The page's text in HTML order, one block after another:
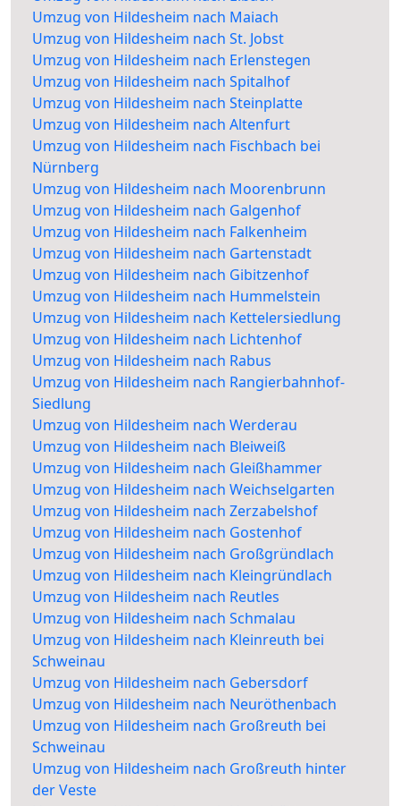
Umzug von Hildesheim nach Maiach
Umzug von Hildesheim nach St. Jobst
Umzug von Hildesheim nach Erlenstegen
Umzug von Hildesheim nach Spitalhof
Umzug von Hildesheim nach Steinplatte
Umzug von Hildesheim nach Altenfurt
Umzug von Hildesheim nach Fischbach bei
Nürnberg
Umzug von Hildesheim nach Moorenbrunn
Umzug von Hildesheim nach Galgenhof
Umzug von Hildesheim nach Falkenheim
Umzug von Hildesheim nach Gartenstadt
Umzug von Hildesheim nach Gibitzenhof
Umzug von Hildesheim nach Hummelstein
Umzug von Hildesheim nach Kettelersiedlung
Umzug von Hildesheim nach Lichtenhof
Umzug von Hildesheim nach Rabus
Umzug von Hildesheim nach Rangierbahnhof-
Siedlung
Umzug von Hildesheim nach Werderau
Umzug von Hildesheim nach Bleiweiß
Umzug von Hildesheim nach Gleißhammer
Umzug von Hildesheim nach Weichselgarten
Umzug von Hildesheim nach Zerzabelshof
Umzug von Hildesheim nach Gostenhof
Umzug von Hildesheim nach Großgründlach
Umzug von Hildesheim nach Kleingründlach
Umzug von Hildesheim nach Reutles
Umzug von Hildesheim nach Schmalau
Umzug von Hildesheim nach Kleinreuth bei
Schweinau
Umzug von Hildesheim nach Gebersdorf
Umzug von Hildesheim nach Neuröthenbach
Umzug von Hildesheim nach Großreuth bei
Schweinau
Umzug von Hildesheim nach Großreuth hinter
der Veste